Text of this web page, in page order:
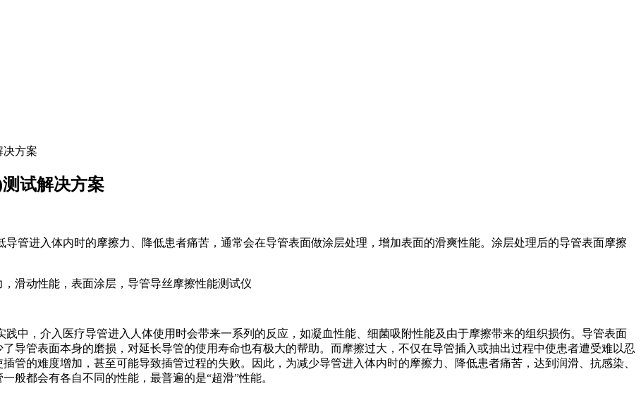
决方案
试解决方案
管进入体内时的摩擦力、降低患者痛苦，通常会在导管表面做涂层处理，增加表面的滑爽性能。涂层处理后的导管表面摩擦
滑动性能，表面涂层，导管导丝摩擦性能测试仪
中，介入医疗导管进入人体使用时会带来一系列的反应，如凝血性能、细菌吸附性能及由于摩擦带来的组织损伤。导管表面
导管表面本身的磨损，对延长导管的使用寿命也有极大的帮助。而摩擦过大，不仅在导管插入或抽出过程中使患者遭受难以忍
管的难度增加，甚至可能导致插管过程的失败。因此，为减少导管进入体内时的摩擦力、降低患者痛苦，达到润滑、抗感染、
般都会有各自不同的性能，最普遍的是“超滑”性能。